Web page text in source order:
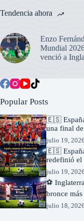
Tendencia ahora
Enzo
Mundial
venció a
Popular Posts
🇪🇸
una final
julio 19, 2026
🇪🇸
redefinió
julio 19, 2026
⚽
bronce
julio 18, 2026